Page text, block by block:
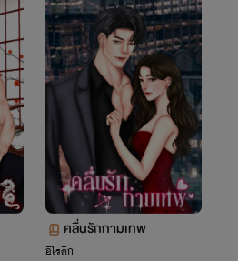
คลื่นรักกามเทพ
อีโรติก